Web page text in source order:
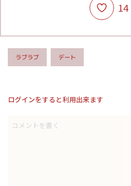
14
ラブラブ デート
ログインをすると利用出来ます
コメントを書く